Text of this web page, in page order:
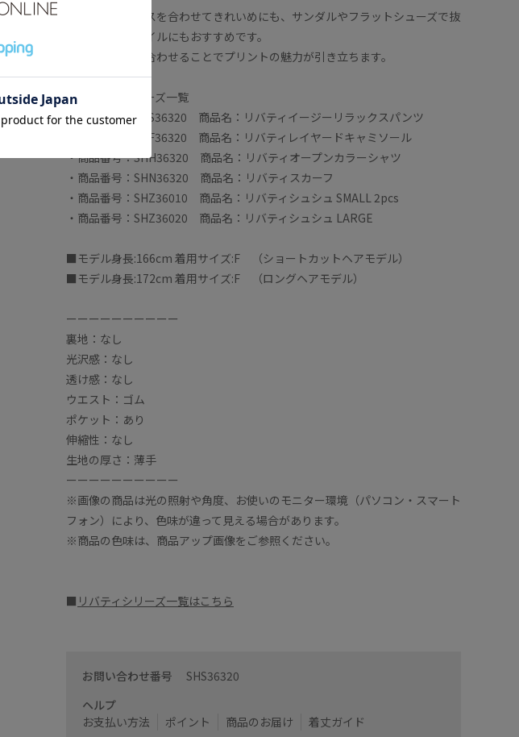
透け感も気になりません。
ストレートに近いすっきりした
デザインで、ウエストは全ゴムです。
シャツやブラウスを合わせてきれいめにも、サンダルやフラットシューズで抜
け感のあるスタイルにもおすすめです。
無地トップスと合わせることでプリントの魅力が引き立ちます。
■リバティシリーズ一覧
・商品番号：SHS36320 商品名：リバティイージーリラックスパンツ
・商品番号：SHF36320 商品名：リバティレイヤードキャミソール
・商品番号：SHH36320 商品名：リバティオープンカラーシャツ
・商品番号：SHN36320 商品名：リバティスカーフ
・商品番号：SHZ36010 商品名：リバティシュシュ SMALL 2pcs
・商品番号：SHZ36020 商品名：リバティシュシュ LARGE
■モデル身長:166cm 着用サイズ:F （ショートカットヘアモデル）
■モデル身長:172cm 着用サイズ:F （ロングヘアモデル）
ーーーーーーーーーー
裏地：なし
光沢感：なし
透け感：なし
ウエスト：ゴム
ポケット：あり
伸縮性：なし
生地の厚さ：薄手
ーーーーーーーーーー
※画像の商品は光の照射や角度、お使いのモニター環境（パソコン・スマート
フォン）により、色味が違って見える場合があります。
※商品の色味は、商品アップ画像をご参照ください。
■ リバティシリーズ一覧はこちら
お問い合わせ番号 SHS36320
ヘルプ
お支払い方法
ポイント 商品のお届け 着丈ガイド